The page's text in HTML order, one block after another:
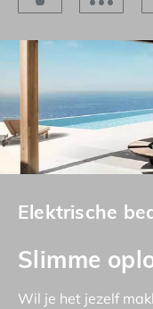
Elektrische
Slimme
Wil je het jezelf